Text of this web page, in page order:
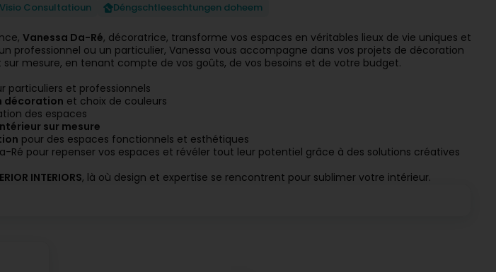
Visio Consultatioun Déngschtleeschtungen doheem
Vanessa Da-Ré, décoratrice, transforme vos espaces en véritables lieux de vie uniques et
professionnel ou un particulier, Vanessa vous accompagne dans vos projets de décoration
mesure, en tenant compte de vos goûts, de vos besoins et de votre budget.
particuliers et professionnels
décoration et choix de couleurs
des espaces
sur mesure
pour des espaces fonctionnels et esthétiques
Ré pour repenser vos espaces et révéler tout leur potentiel grâce à des solutions créatives
INTERIORS, là où design et expertise se rencontrent pour sublimer votre intérieur.